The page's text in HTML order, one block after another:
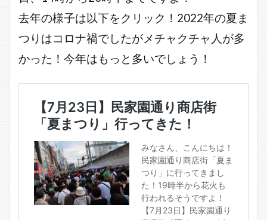
去年の様子は以下をクリック！2022年の夏ま
つりはコロナ禍でしたがメチャクチャ人が多
かった！今年はもっと多いでしょう！